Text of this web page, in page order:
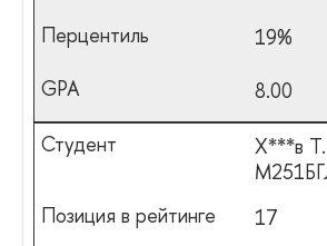
19%
8.00
Х***в
17